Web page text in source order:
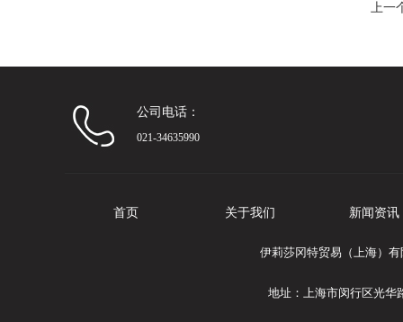
上一
公司电话：
021-34635990
首页 关于我们 新闻资讯
伊莉莎冈特贸易（上海）有
地址：上海市闵行区光